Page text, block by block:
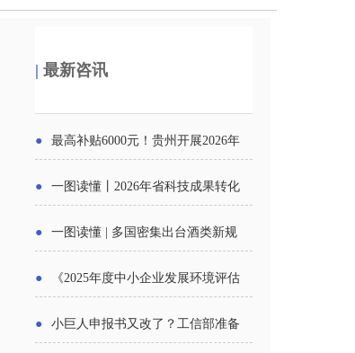
|最新咨讯
● 最高补贴6000元！贵州开展2026年
● 一图读懂丨2026年省科技成果转化
● 一图读懂 | 多国密集出台酒类新规
● 《2025年度中小企业发展环境评估
● 小巨人申报书又改了？工信部准备